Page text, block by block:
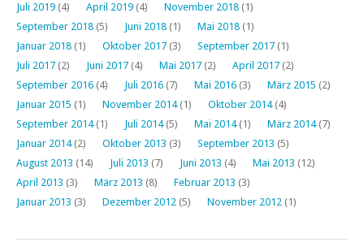
Juli 2019 (4) April 2019 (4) November 2018 (1)
September 2018 (5) Juni 2018 (1) Mai 2018 (1)
Januar 2018 (1) Oktober 2017 (3) September 2017 (1)
Juli 2017 (2) Juni 2017 (4) Mai 2017 (2) April 2017 (2)
September 2016 (4) Juli 2016 (7) Mai 2016 (3) März 2015 (2)
Januar 2015 (1) November 2014(1) Oktober 2014(4)
September 2014(1) Juli 2014(5) Mai 2014(1) März 2014(7)
Januar 2014(2) Oktober 2013 (3) September 2013 (5)
August 2013 (14) Juli 2013 (7) Juni 2013 (4) Mai 2013 (12)
April 2013 (3) März 2013 (8) Februar 2013 (3)
Januar 2013 (3) Dezember 2012 (5) November 2012 (1)